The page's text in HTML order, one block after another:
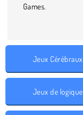
Games.
Jeux Cérébraux
Jeux de logique